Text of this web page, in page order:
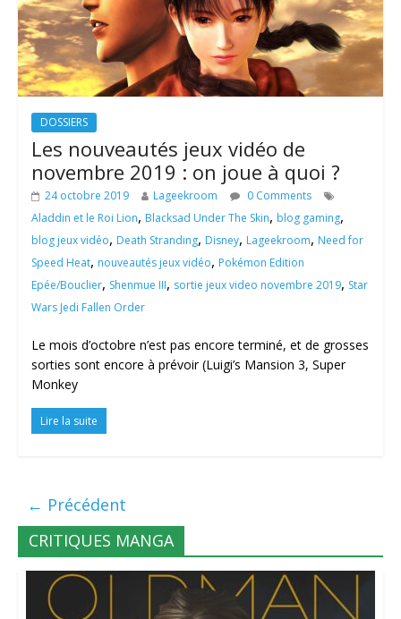
DOSSIERS
Les nouveautés jeux vidéo de
novembre 2019 : on joue à quoi ?
24 octobre 2019 Lageekroom
0 Comments
Aladdin et le Roi Lion, Blacksad Under The Skin, blog gaming,
blog jeux vidéo, Death Stranding, Disney, Lageekroom, Need for
Speed Heat, nouveautés jeux vidéo, Pokémon Edition
Epée/Bouclier, Shenmue III, sortie jeux video novembre 2019, Star
Wars Jedi Fallen Order
Le mois d’octobre n’est pas encore terminé, et de grosses
sorties sont encore à prévoir (Luigi’s Mansion 3, Super
Monkey
Lire la suite
← Précédent
CRITIQUES MANGA